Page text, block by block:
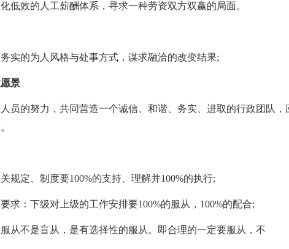
效的人工薪酬体系，寻求一种劳资双方双赢的局面。
实的为人风格与处事方式，谋求融洽的改变结果;
景
员的努力，共同营造一个诚信、和谐、务实、进取的行政团队，
规定、制度要100%的支持、理解并100%的执行;
求：下级对上级的工作安排要100%的服从，100%的配合;
从不是盲从，是有选择性的服从。即合理的一定要服从，不